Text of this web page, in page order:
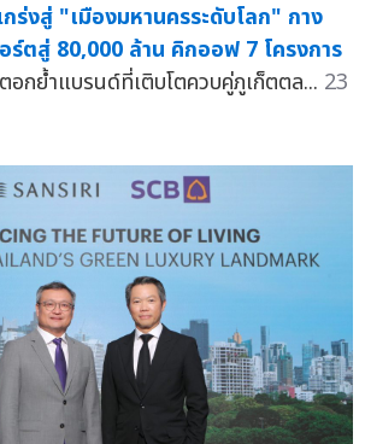
ร่งสู่ "เมืองมหานครระดับโลก" กาง
ตสู่ 80,000 ล้าน คิกออฟ 7 โครงการ
กย้ำแบรนด์ที่เติบโตควบคู่ภูเก็ตตล... 23